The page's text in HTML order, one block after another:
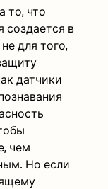
то, что
создается в
для того,
датчики
чем
Но если